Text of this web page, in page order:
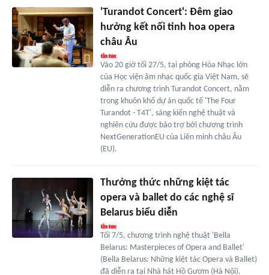
'Turandot Concert': Đêm giao
hưởng kết nối tinh hoa opera
châu Âu
Vào 20 giờ tối 27/5, tại phòng Hòa Nhạc lớn
của Học viện âm nhạc quốc gia Việt Nam, sẽ
diễn ra chương trình Turandot Concert, nằm
trong khuôn khổ dự án quốc tế 'The Four
Turandot - T4T', sáng kiến nghệ thuật và
nghiên cứu được bảo trợ bởi chương trình
NextGenerationEU của Liên minh châu Âu
(EU).
Thưởng thức những kiệt tác
opera và ballet do các nghệ sĩ
Belarus biểu diễn
Tối 7/5, chương trình nghệ thuật 'Bella
Belarus: Masterpieces of Opera and Ballet'
(Bella Belarus: Những kiệt tác Opera và Ballet)
đã diễn ra tại Nhà hát Hồ Gươm (Hà Nội).